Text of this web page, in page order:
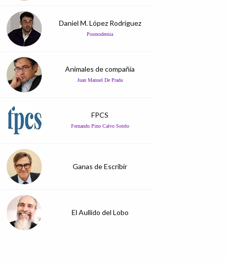
Daniel M. López Rodríguez
Posmodernia
Animales de compañía
Juan Manuel De Prada
FPCS
Fernando Pino Calvo Sotelo
Ganas de Escribir
El Aullido del Lobo